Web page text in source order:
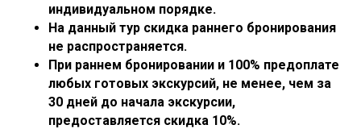
индивидуальном порядке.
На данный тур скидка раннего бронирования
не распространяется.
При раннем бронировании и 100% предоплате
любых готовых экскурсий, не менее, чем за
30 дней до начала экскурсии,
предоставляется скидка 10%.